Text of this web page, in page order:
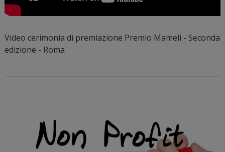
Video cerimonia di premiazione Premio Mameli - Seconda
edizione - Roma